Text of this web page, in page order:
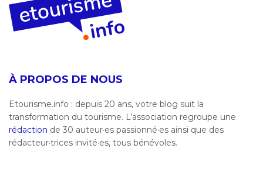
À PROPOS DE NOUS
Etourisme.info : depuis 20 ans, votre blog suit la
transformation du tourisme. L’association regroupe une
rédaction de 30 auteur·es passionné·es ainsi que des
rédacteur·trices invité·es, tous bénévoles.